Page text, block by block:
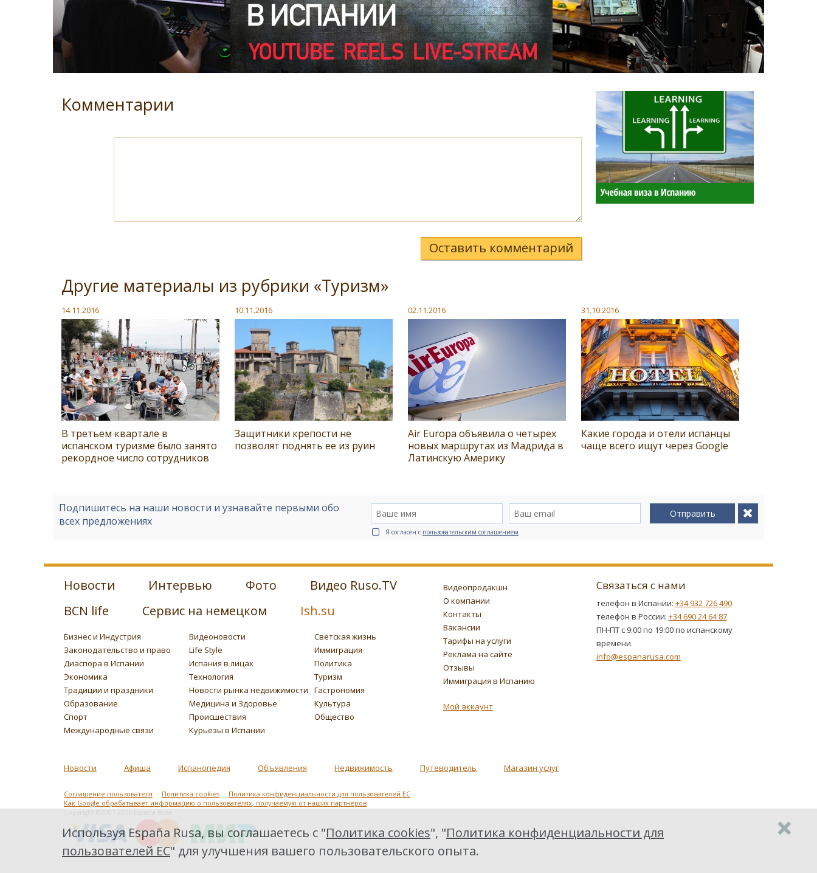
Комментарии
Оставить комментарий
Другие материалы из рубрики «Туризм»
14.11.2016
В третьем квартале в
испанском туризме было занято
рекордное число сотрудников
10.11.2016
Защитники крепости не
позволят поднять ее из руин
02.11.2016
Air Europa объявила о четырех
новых маршрутах из Мадрида в
Латинскую Америку
31.10.2016
Какие города и отели испанцы
чаще всего ищут через Google
Подпишитесь на наши новости и узнавайте первыми обо
всех предложениях
Отправить
Я согласен с пользовательским соглашением
Новости Интервью Фото
Видео Ruso.TV
BCN life
Сервис на немецком Ish.su
Бизнес и Индустрия Видеоновости
Светская жизнь
Законодательство и право
Life Style
Иммиграция
Диаспора в Испании
Испания в лицах
Политика
Экономика
Технология
Туризм
Традиции и праздники
Новости рынка недвижимости
Гастрономия
Образование
Медицина и Здоровье
Культура
Спорт
Происшествия
Общество
Международные связи
Курьезы в Испании
Видеопродакшн
О компании
Контакты
Вакансии
Тарифы на услуги
Реклама на сайте
Отзывы
Иммиграция в Испанию
Мой аккаунт
Связаться с нами
телефон в Испании: +34 932 726 490
телефон в России: +34 690 24 64 87
ПН-ПТ с 9:00 по 19:00 по испанскому
времени.
info@espanarusa.com
Новости Афиша Испанопедия Объявления Недвижимость Путеводитель Магазин услуг
Соглашение пользователя Политика cookies
Политика конфиденциальности для пользователей ЕС
Как Google обрабатывает информацию о пользователях, получаемую от наших партнеров
Используя España Rusa, вы соглашаетесь с "Политика cookies", "Политика конфиденциальности для
пользователей ЕС" для улучшения вашего пользовательского опыта.